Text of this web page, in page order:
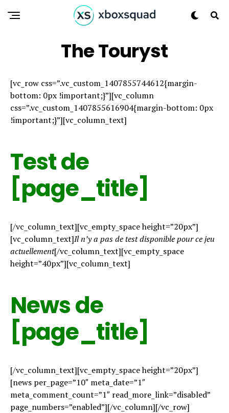
The Touryst
[vc_row css=”.vc_custom_1407855744612{margin-
bottom: 0px !important;}”][vc_column
css=”.vc_custom_1407855616904{margin-bottom: 0px
!important;}”][vc_column_text]
Test de
[page_title]
[/vc_column_text][vc_empty_space height=”20px”]
[vc_column_text]Il n’y a pas de test disponible pour ce jeu
actuellement[/vc_column_text][vc_empty_space
height=”40px”][vc_column_text]
News de
[page_title]
[/vc_column_text][vc_empty_space height=”20px”]
[news per_page=”10″ meta_date=”1″
meta_comment_count=”1″ read_more_link=”disabled”
page_numbers=”enabled”][/vc_column][/vc_row]